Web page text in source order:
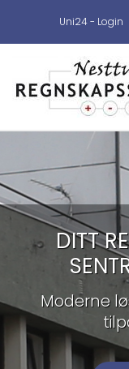
Uni24 - Login
DITT
Moderne